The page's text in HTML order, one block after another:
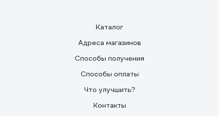
Каталог
Адреса магазинов
Способы получения
Способы оплаты
Что улучшить?
Контакты